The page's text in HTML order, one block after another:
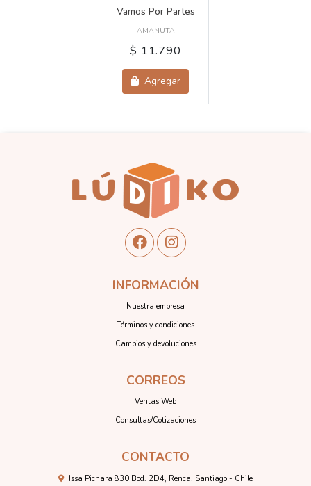
Vamos Por Partes
AMANUTA
$ 11.790
Agregar
INFORMACIÓN
Nuestra empresa
Términos y condiciones
Cambios y devoluciones
CORREOS
Ventas Web
Consultas/Cotizaciones
CONTACTO
Issa Pichara 830 Bod. 2D4, Renca, Santiago - Chile